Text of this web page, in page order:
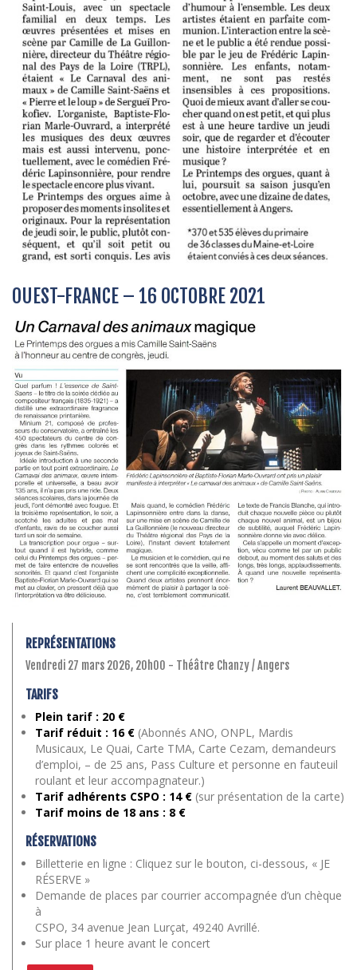
OUEST-FRANCE – 16 OCTOBRE 2021
REPRÉSENTATIONS
Vendredi 27 mars 2026, 20h00 - Théâtre Chanzy / Angers
TARIFS
Plein tarif : 20 €
Tarif réduit : 16 € (Abonnés ANO, ONPL, Mardis
Musicaux, Le Quai, Carte TMA, Carte Cezam, demandeurs
d’emploi, – de 25 ans, Pass Culture et personne en fauteuil
roulant et leur accompagnateur.)
Tarif adhérents CSPO : 14 € (sur présentation de la carte)
Tarif moins de 18 ans : 8 €
RÉSERVATIONS
Billetterie en ligne : Cliquez sur le bouton, ci-dessous, « JE
RÉSERVE »
Demande de places par courrier accompagnée d’un chèque
à
CSPO, 34 avenue Jean Lurçat, 49240 Avrillé.
Sur place 1 heure avant le concert